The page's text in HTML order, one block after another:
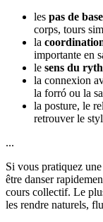
les pas de base
corps, tours
la
importante en
le sens du
la connexion
la forró ou la
la posture, le
retrouver le
...
Si vous pratiquez
être danser
cours collectif. Le
les rendre naturels,